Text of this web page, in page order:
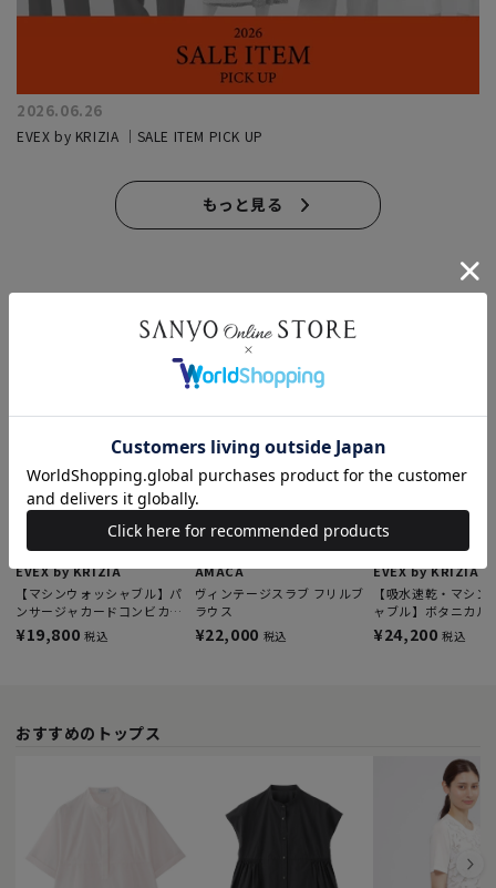
2026.06.26
EVEX by KRIZIA ｜SALE ITEM PICK UP
もっと見る
このアイテムを見た人はこんなアイテムも見ています
EVEX by KRIZIA
【マシンウォッシャブル】パ
ンサージャカードコンビカッ
トソー
¥19,800 税込
AMACA
ヴィンテージスラブ フリルブ
ラウス
¥22,000 税込
EVEX by KRIZIA
【吸水速乾・マシン
ャブル】ボタニカル
ドルマンブラウス
¥24,200 税込
おすすめのトップス